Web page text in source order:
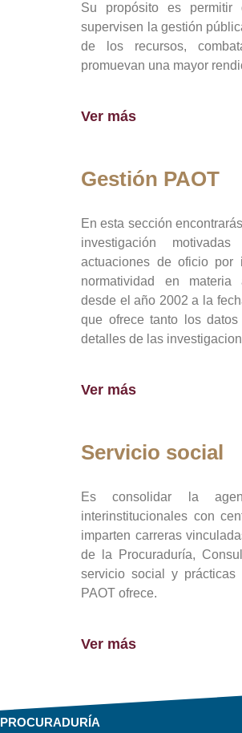
Su propósito es permitir
supervisen la gestión
de los recursos,
promuevan una mayor
Ver más
Gestión PAOT
En esta sección
investigación
actuaciones de oficio por
normatividad en materia
desde el año 2002 a la
que ofrece tanto los
detalles de las
Ver más
Servicio social
Es consolidar la
interinstitucionales con
imparten carreras
de la Procuraduría,
servicio social y prácticas
PAOT ofrece.
Ver más
PROCURADURÍA